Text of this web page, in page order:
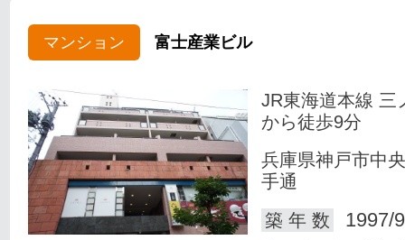
マンション 富士産業ビル
JR東海道本線 三
から徒歩9分
兵庫県神戸市中
手通
築 年 数
1997/